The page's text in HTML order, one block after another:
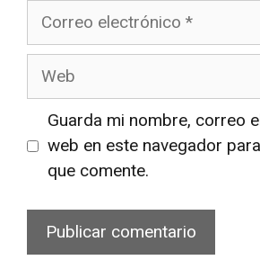
Correo
Web
Guarda mi nombre, correo
web en este navegador
que comente.